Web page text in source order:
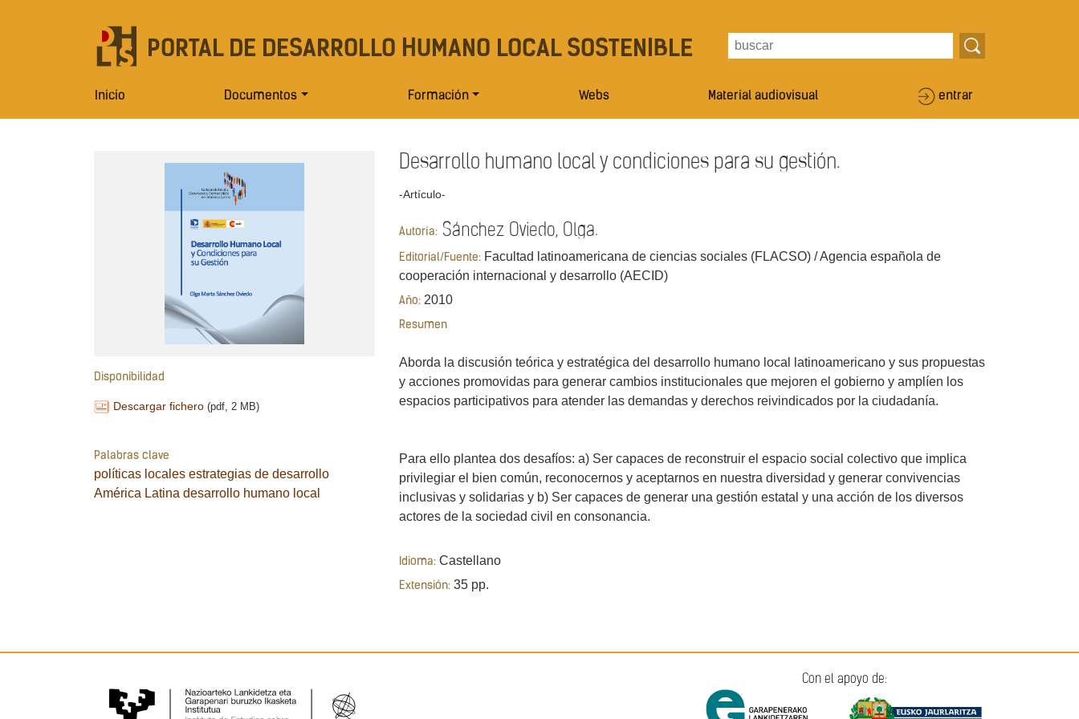
PORTAL DE DESARROLLO HUMANO LOCAL SOSTENIBLE
Inicio Documentos Formación Webs Material audiovisual entrar
Disponibilidad
Descargar fichero (pdf, 2 MB)
Palabras clave
políticas locales estrategias de desarrollo
América Latina desarrollo humano local
Desarrollo humano local y condiciones para su gestión.
-Artículo-
Autoría: Sánchez Oviedo, Olga.
Editorial/Fuente: Facultad latinoamericana de ciencias sociales (FLACSO) / Agencia española de
cooperación internacional y desarrollo (AECID)
Año: 2010
Resumen
Aborda la discusión teórica y estratégica del desarrollo humano local latinoamericano y sus propuestas
y acciones promovidas para generar cambios institucionales que mejoren el gobierno y amplíen los
espacios participativos para atender las demandas y derechos reivindicados por la ciudadanía.
Para ello plantea dos desafíos: a) Ser capaces de reconstruir el espacio social colectivo que implica
privilegiar el bien común, reconocernos y aceptarnos en nuestra diversidad y generar convivencias
inclusivas y solidarias y b) Ser capaces de generar una gestión estatal y una acción de los diversos
actores de la sociedad civil en consonancia.
Idioma: Castellano
Extensión: 35 pp.
Con el apoyo de: